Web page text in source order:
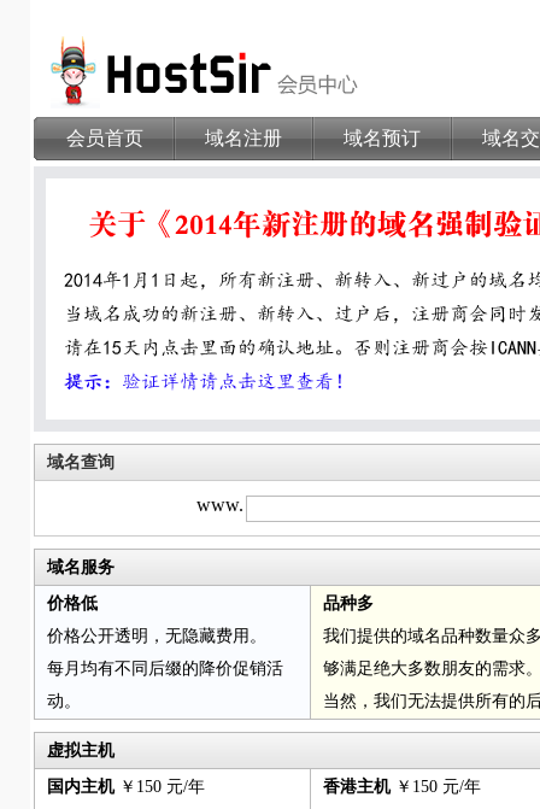
会员首页 域名注册 域名预订 域名
域名查询
www.
域名服务
价格低
价格公开透明，无隐藏费用。
每月均有不同后缀的降价促销活
动。
品种多
我们提供的域名品种数量众
够满足绝大多数朋友的需求
当然，我们无法提供所有的
虚拟主机
国内主机￥150 元/年
香港主机￥150 元/年